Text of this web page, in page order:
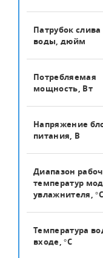
Патрубок слива
воды, дюйм
Потребляемая
мощность, Вт
Напряжение
питания, В
Диапазон
температур
увлажнителя, °С
Температура
входе, °C